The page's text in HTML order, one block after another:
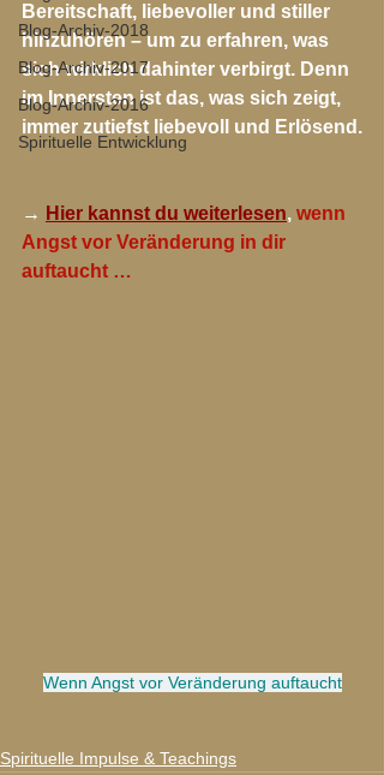
Blog-Archiv-2018
Blog-Archiv-2017
Blog-Archiv-2016
Spirituelle Entwicklung
Bereitschaft, liebevoller und stiller
hinzuhören – um zu erfahren, was
sich wirklich dahinter verbirgt. Denn
im Innersten ist das, was sich zeigt,
immer zutiefst liebevoll und Erlösend.
→ Hier kannst du weiterlesen, wenn
Angst vor Veränderung in dir
auftaucht …
Wenn Angst vor Veränderung auftaucht
Spirituelle Impulse & Teachings